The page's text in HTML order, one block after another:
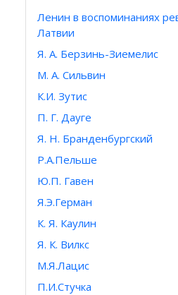
Ленин в воспоминаниях
Латвии
Я. А. Берзинь-Зиемелис
М. А. Сильвин
К.И. Зутис
П. Г. Дауге
Я. Н. Бранденбургский
Р.А.Пельше
Ю.П. Гавен
Я.Э.Герман
К. Я. Каулин
Я. К. Вилкс
М.Я.Лацис
П.И.Стучка